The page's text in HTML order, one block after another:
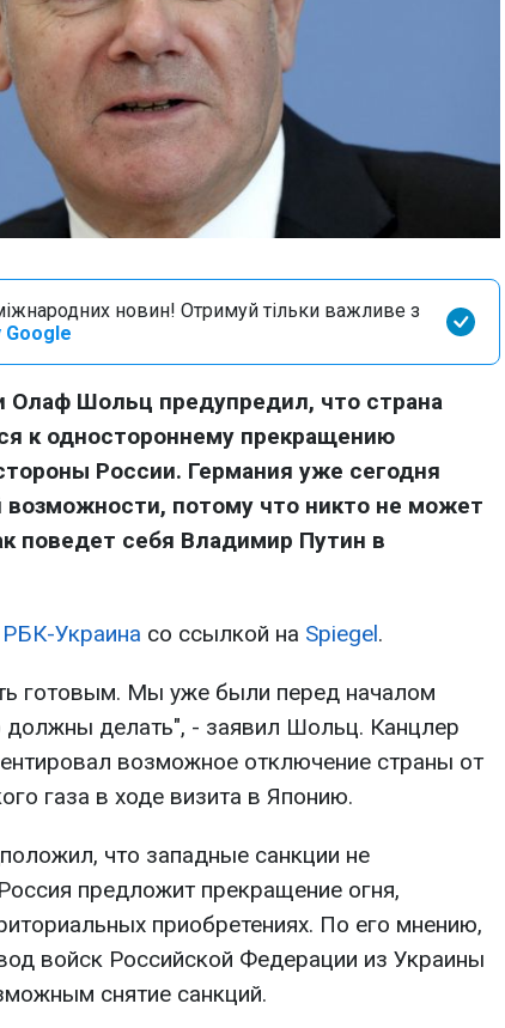
новин! Отримуй тільки важливе з
Google
Олаф Шольц предупредил, что страна
к одностороннему прекращению
России. Германия уже сегодня
возможности, потому что никто не может
поведет себя Владимир Путин в
РБК-Украина со ссылкой на Spiegel.
готовым. Мы уже были перед началом
должны делать", - заявил Шольц. Канцлер
возможное отключение страны от
газа в ходе визита в Японию.
что западные санкции не
предложит прекращение огня,
приобретениях. По его мнению,
войск Российской Федерации из Украины
снятие санкций.